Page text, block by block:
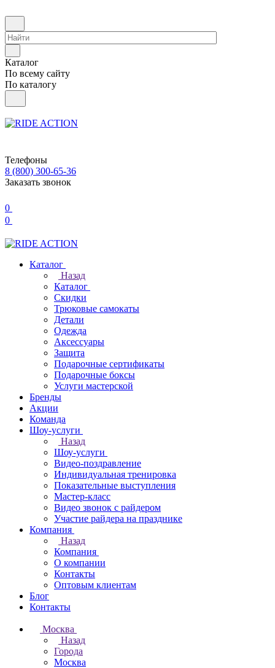
Каталог
По всему сайту
По каталогу
Телефоны
8 (800) 300-65-36
Заказать звонок
0
0
Каталог
Назад
Каталог
Скидки
Трюковые самокаты
Детали
Одежда
Аксессуары
Защита
Подарочные сертификаты
Подарочные боксы
Услуги мастерской
Бренды
Акции
Команда
Шоу-услуги
Назад
Шоу-услуги
Видео-поздравление
Индивидуальная тренировка
Показательные выступления
Мастер-класс
Видео звонок с райдером
Участие райдера на празднике
Компания
Назад
Компания
О компании
Контакты
Оптовым клиентам
Блог
Контакты
Москва
Назад
Города
Москва